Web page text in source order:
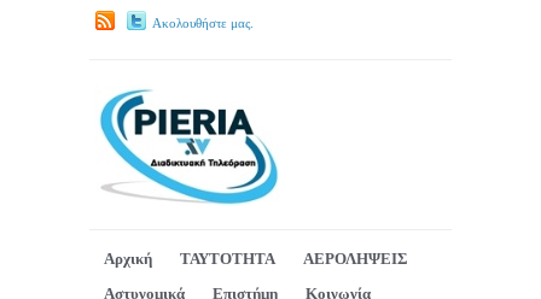
Ακολουθήστε μας.
Αρχική ΤΑΥΤΟΤΗΤΑ
ΑΕΡΟΛΗΨΕΙΣ
Αστυνομικά
Επιστήμη
Κοινωνία